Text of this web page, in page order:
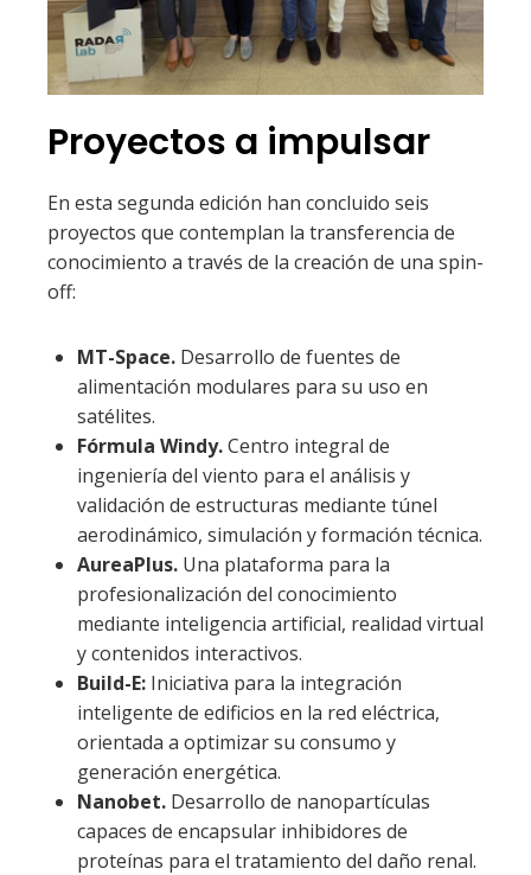
Proyectos a impulsar
En esta segunda edición han concluido seis
proyectos que contemplan la transferencia de
conocimiento a través de la creación de una spin-
off:
MT-Space. Desarrollo de fuentes de
alimentación modulares para su uso en
satélites.
Fórmula Windy.Centro integral de
ingeniería del viento para el análisis y
validación de estructuras mediante túnel
aerodinámico, simulación y formación técnica.
AureaPlus. Una plataforma para la
profesionalización del conocimiento
mediante inteligencia artificial, realidad virtual
y contenidos interactivos.
Build-E: Iniciativa para la integración
inteligente de edificios en la red eléctrica,
orientada a optimizar su consumo y
generación energética.
Nanobet. Desarrollo de nanopartículas
capaces de encapsular inhibidores de
proteínas para el tratamiento del daño renal.